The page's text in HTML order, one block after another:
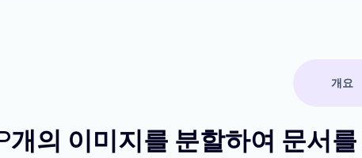
개요
개의 이미지를 분할하여 문서